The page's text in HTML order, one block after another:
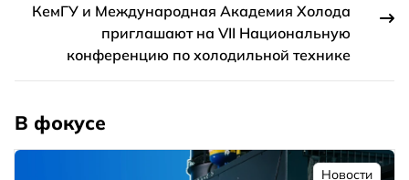
КемГУ и Международная Академия Холода
приглашают на VII Национальную
конференцию по холодильной технике
В фокусе
Новости